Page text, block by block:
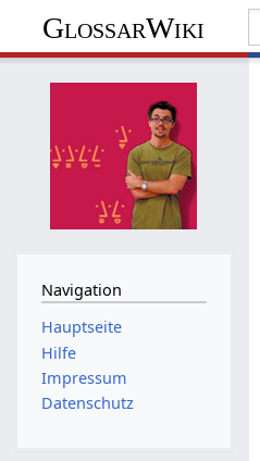
GlossarWiki
Navigation
Hauptseite
Hilfe
Impressum
Datenschutz